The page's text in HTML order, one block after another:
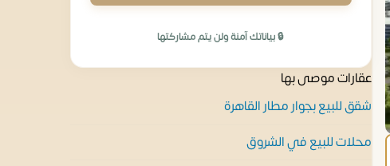
🔒 بياناتك آمنة ولن يتم مشاركتها
عقارات موصى بها
شقق للبيع بجوار مطار القاهرة
محلات للبيع في الشروق